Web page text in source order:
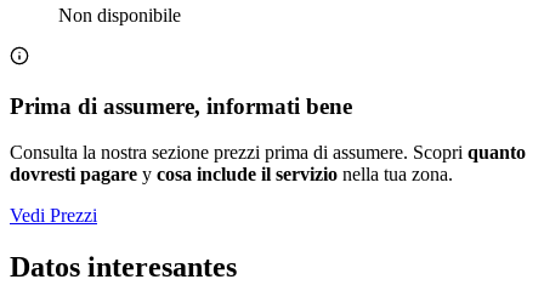
Non disponibile
Prima di assumere, informati bene
Consulta la nostra sezione prezzi prima di assumere. Scopri quanto
dovresti pagare y cosa include il servizio nella tua zona.
Vedi Prezzi
Datos interesantes